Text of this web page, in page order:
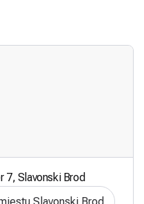
7, Slavonski Brod